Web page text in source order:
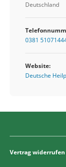
Deutschland
0381
Website:
Deutsche
Vertrag widerrufen